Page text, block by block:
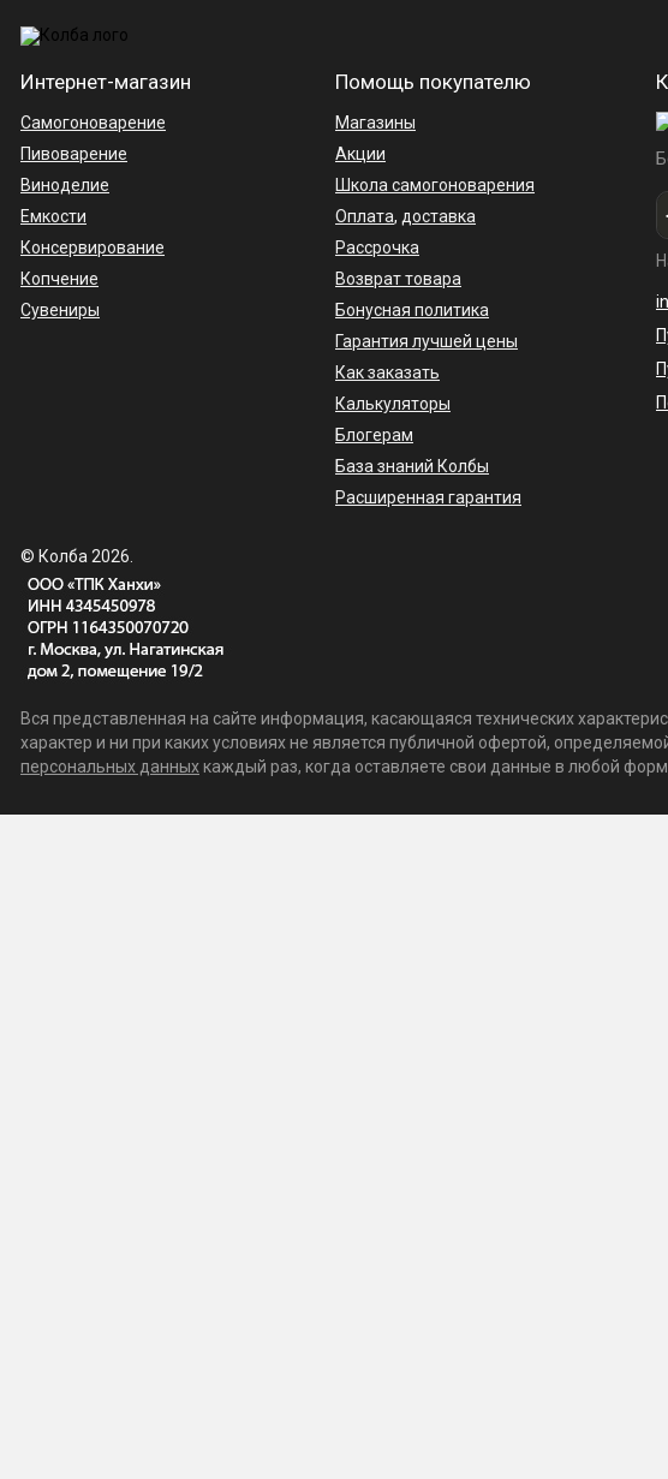
Интернет-магазин
Самогоноварение
Пивоварение
Виноделие
Емкости
Консервирование
Копчение
Сувениры
Помощь покупателю
Магазины
Акции
Школа самогоноварения
Оплата, доставка
Рассрочка
Возврат товара
Бонусная политика
Гарантия лучшей цены
Как заказать
Калькуляторы
Блогерам
База знаний Колбы
Расширенная гарантия
© Колба 2026.
Вся представленная на сайте информация, касающаяся технических
характер и ни при каких условиях не является публичной офертой,
персональных данныхкаждый раз, когда оставляете свои данные в любой